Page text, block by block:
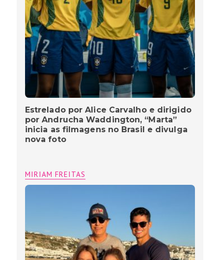
Estrelado por Alice Carvalho e dirigido
por Andrucha Waddington, “Marta”
inicia as filmagens no Brasil e divulga
nova foto
MIRIAM FREITAS